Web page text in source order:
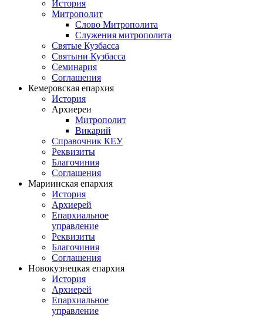
История
Митрополит
Слово Митрополита
Служения митрополита
Святые Кузбасса
Святыни Кузбасса
Семинария
Соглашения
Кемеровская епархия
История
Архиереи
Митрополит
Викарий
Справочник КЕУ
Реквизиты
Благочиния
Соглашения
Мариинская епархия
История
Архиерей
Епархиальное
управление
Реквизиты
Благочиния
Соглашения
Новокузнецкая епархия
История
Архиерей
Епархиальное
управление